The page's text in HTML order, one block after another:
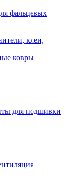
фальцевых
клеи,
ковры
для подшивки